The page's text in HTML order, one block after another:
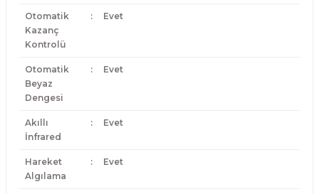
Otomatik
Kazanç
Kontrolü
: Evet
Otomatik
Beyaz
Dengesi
: Evet
Akıllı
İnfrared
: Evet
Hareket
Algılama
: Evet